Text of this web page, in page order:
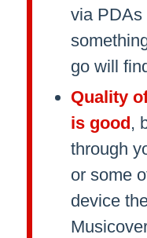
via PDAs
go will
Quality
is good ,
through
or some
device